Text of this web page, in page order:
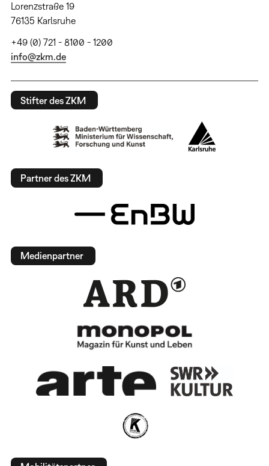
Lorenzstraße 19
76135 Karlsruhe
+49 (0) 721 - 8100 - 1200
info@zkm.de
Stifter des ZKM
Partner des ZKM
Medienpartner